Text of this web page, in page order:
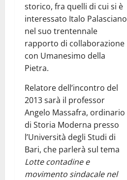
storico, fra quelli di cui si è
interessato Italo Palasciano
nel suo trentennale
rapporto di collaborazione
con Umanesimo della
Pietra.
Relatore dell’incontro del
2013 sarà il professor
Angelo Massafra, ordinario
di Storia Moderna presso
l’Università degli Studi di
Bari, che parlerà sul tema
Lotte contadine e
movimento sindacale nel